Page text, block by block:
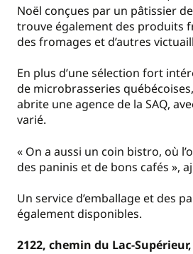
Noël conçues par un pâtissier
trouve également des produits
des fromages et d’autres
En plus d’une sélection fort
de microbrasseries
abrite une agence de la SAQ,
varié.
« On a aussi un coin bistro, où
des paninis et de bons cafés »,
Un service d’emballage et des
également disponibles.
2122, chemin du Lac-